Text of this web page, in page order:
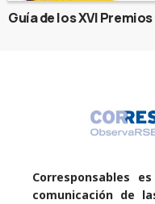
Guía de los XVI
Corresponsables
comunicación de